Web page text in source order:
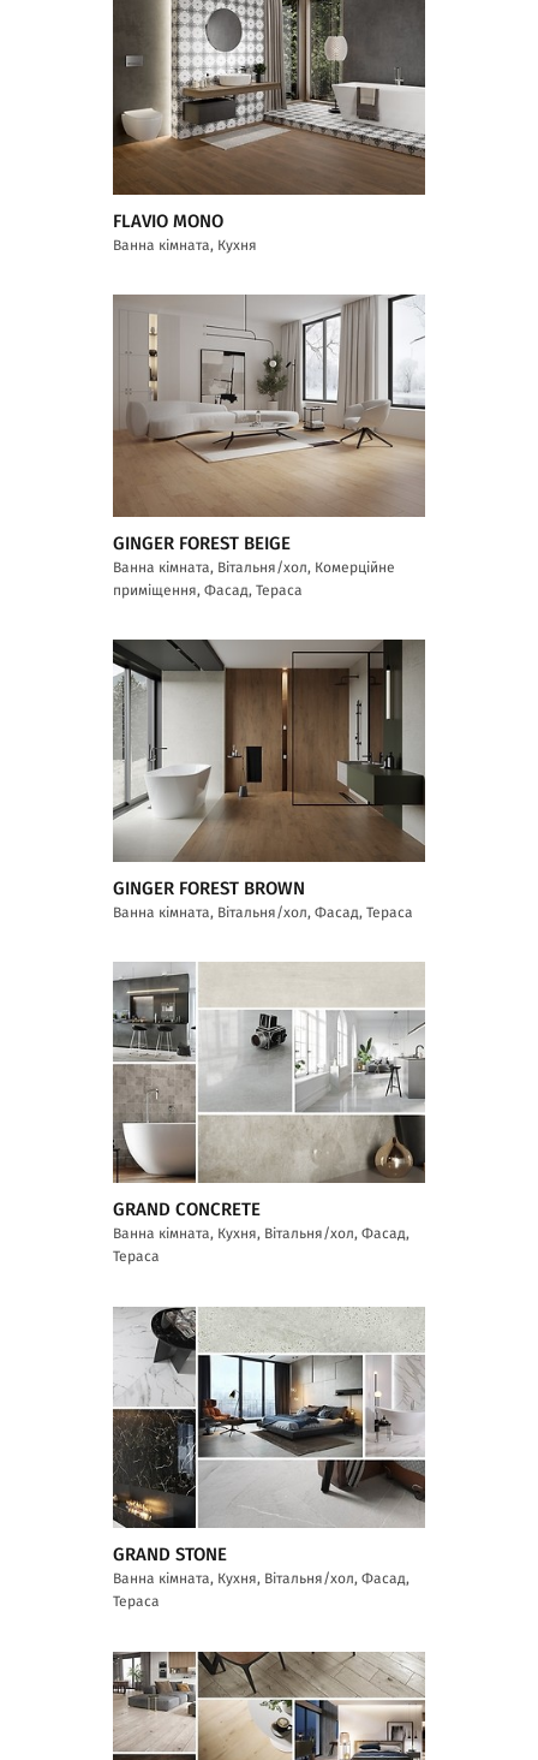
FLAVIO MONO
Ванна кімната, Кухня
GINGER FOREST BEIGE
Ванна кімната, Вітальня/хол, Комерційне
приміщення, Фасад, Тераса
GINGER FOREST BROWN
Ванна кімната, Вітальня/хол, Фасад, Тераса
GRAND CONCRETE
Ванна кімната, Кухня, Вітальня/хол, Фасад,
Тераса
GRAND STONE
Ванна кімната, Кухня, Вітальня/хол, Фасад,
Тераса